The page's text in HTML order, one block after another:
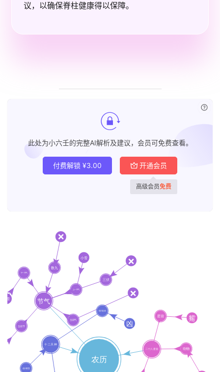
议，以确保脊柱健康得以保障。
此处为小六壬的完整AI解析及建议，会员可免费查看。
付费解锁 ¥3.00 开通会员
高级会员免费